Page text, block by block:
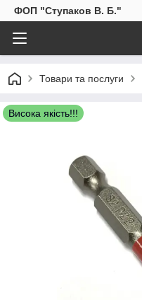
ФОП "Ступаков В. Б."
Товари та послуги
Висока якість!!!